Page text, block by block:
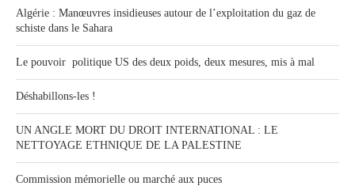
Algérie : Manœuvres insidieuses autour de l’exploitation du gaz de
schiste dans le Sahara
Le pouvoir politique US des deux poids, deux mesures, mis à mal
Déshabillons-les !
UN ANGLE MORT DU DROIT INTERNATIONAL : LE
NETTOYAGE ETHNIQUE DE LA PALESTINE
Commission mémorielle ou marché aux puces